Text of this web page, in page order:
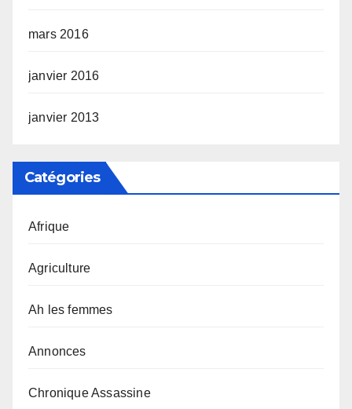
mars 2016
janvier 2016
janvier 2013
Catégories
Afrique
Agriculture
Ah les femmes
Annonces
Chronique Assassine